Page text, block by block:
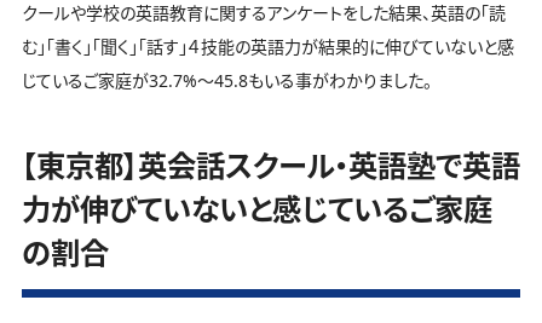
クールや学校の英語教育に関するアンケートをした結果、英語の「読
む」「書く」「聞く」「話す」４技能の英語力が結果的に伸びていないと感
じているご家庭が32.7%～45.8もいる事がわかりました。
【東京都】英会話スクール・英語塾で英語
力が伸びていないと感じているご家庭
の割合